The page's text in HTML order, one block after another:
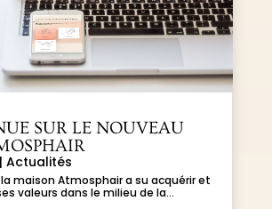
SUR LE NOUVEAU
| Actualités
la maison Atmosphair a su acquérir et
valeurs dans le milieu de la...